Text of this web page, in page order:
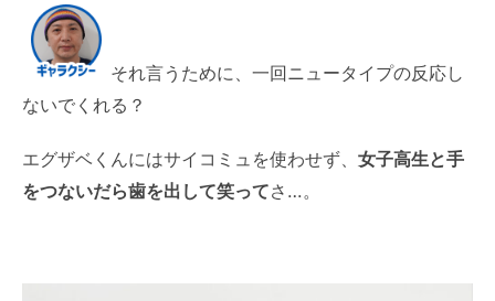
それ言うために、一回ニュータイプの反応し
ないでくれる？
エグザベくんにはサイコミュを使わせず、 女子高生と手
をつないだら歯を出して笑ってさ…。